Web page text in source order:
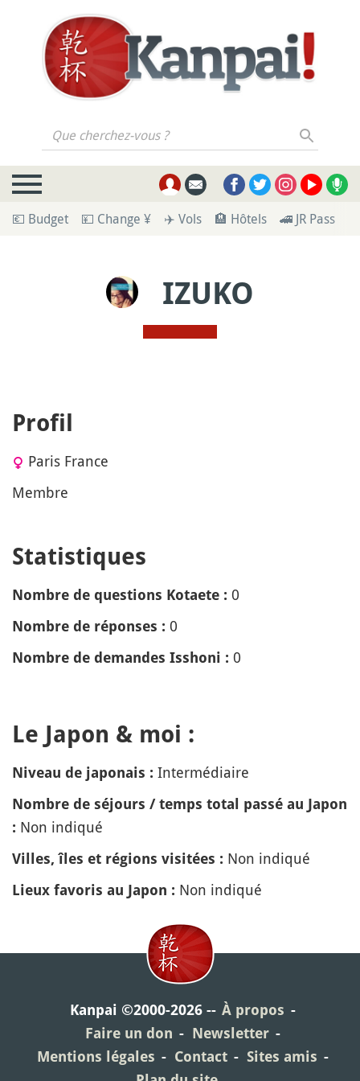
Que cherchez-vous ?
💶 Budget 💴 Change ¥ ✈️ Vols 🏨 Hôtels 🚄 JR Pass
IZUKO
Profil
Paris France
Membre
Statistiques
Nombre de questions Kotaete : 0
Nombre de réponses : 0
Nombre de demandes Isshoni : 0
Le Japon & moi :
Niveau de japonais : Intermédiaire
Nombre de séjours / temps total passé au Japon
: Non indiqué
Villes, îles et régions visitées : Non indiqué
Lieux favoris au Japon : Non indiqué
Kanpai ©2000-2026
À propos
Faire un don
Newsletter
Mentions légales
Contact
Sites amis